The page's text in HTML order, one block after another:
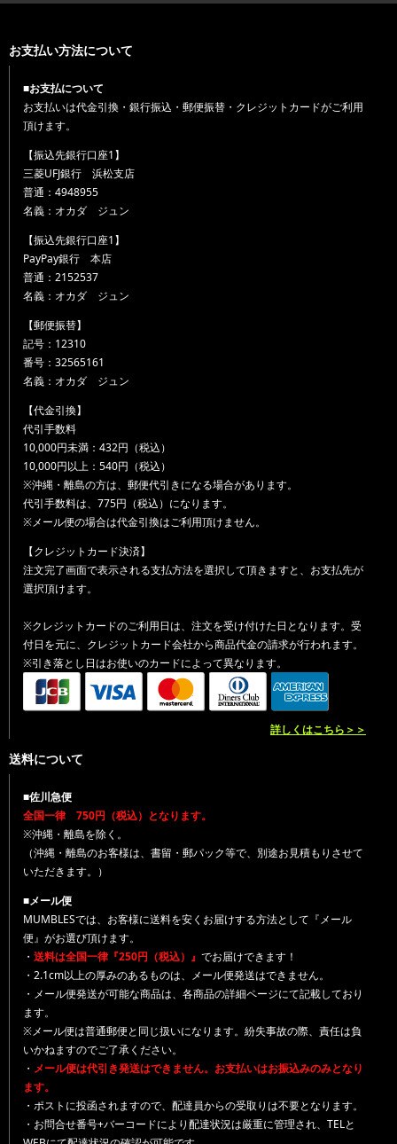
お支払い方法について
■お支払について
お支払いは代金引換・銀行振込・郵便振替・クレジットカードがご利用
頂けます。
【振込先銀行口座1】
三菱UFJ銀行 浜松支店
普通：4948955
名義：オカダ ジュン
【振込先銀行口座1】
PayPay銀行 本店
普通：2152537
名義：オカダ ジュン
【郵便振替】
記号：12310
番号：32565161
名義：オカダ ジュン
【代金引換】
代引手数料
10,000円未満：432円（税込）
10,000円以上：540円（税込）
※沖縄・離島の方は、郵便代引きになる場合があります。
代引手数料は、775円（税込）になります。
※メール便の場合は代金引換はご利用頂けません。
【クレジットカード決済】
注文完了画面で表示される支払方法を選択して頂きますと、お支払先が
選択頂けます。
※クレジットカードのご利用日は、注文を受け付けた日となります。受
付日を元に、クレジットカード会社から商品代金の請求が行われます。
※引き落とし日はお使いのカードによって異なります。
詳しくはこちら＞＞
送料について
■佐川急便
全国一律 750円（税込）となります。
※沖縄・離島を除く。
（沖縄・離島のお客様は、書留・郵パック等で、別途お見積もりさせて
いただきます。）
■メール便
MUMBLESでは、お客様に送料を安くお届けする方法として『メール
便』がお選び頂けます。
・ 送料は全国一律『250円（税込）』 でお届けできます！
・2.1cm以上の厚みのあるものは、メール便発送はできません。
・メール便発送が可能な商品は、各商品の詳細ページにて記載しており
ます。
※メール便は普通郵便と同じ扱いになります。紛失事故の際、責任は負
いかねますのでご了承ください。
・ メール便は代引き発送はできません。お支払いはお振込みのみとなり
ます。
・ポストに投函されますので、配達員からの受取りは不要となります。
・お問合せ番号+バーコードにより配達状況は厳重に管理され、TELと